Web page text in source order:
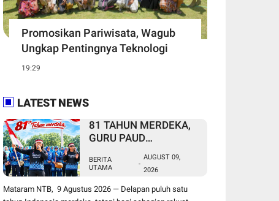
Promosikan Pariwisata, Wagub
Ungkap Pentingnya Teknologi
19:29
LATEST NEWS
81 TAHUN MERDEKA,
GURU PAUD
PEKERJA MIGRAN
MASIH MENUNGGU
KEADILAN
BERITA
UTAMA
-
AUGUST 09,
2026
Mataram NTB, 9 Agustus 2026 — Delapan puluh satu